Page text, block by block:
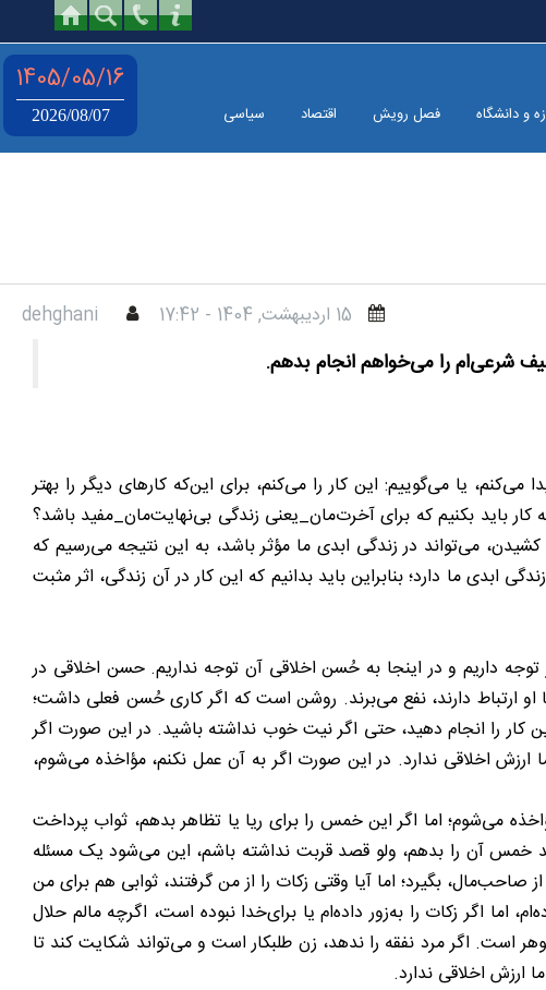
و دانشگاه فصل رویش اقتصاد سیاسی
1405/05/16
2026/08/07
15 ارديبهشت, 1404 - 17:42 dehghani
شرعی‌ام را می‌خواهم انجام بدهم.
یا می‌گوییم: این کار را می‌کنم، برای این‌که کارهای دیگر را بهتر
باید بکنیم که برای آخرت‌مان_یعنی زندگی بی‌نهایت‌مان_مفید باشد؟
می‌تواند در زندگی ابدی ما مؤثر باشد، به این نتیجه می‌رسیم که
ابدی ما دارد؛ بنابراین باید بدانیم که این کار در آن زندگی، اثر مثبت
داریم و در اینجا به حُسن اخلاقی آن توجه نداریم. حسن اخلاقی در
ارتباط دارند، نفع می‌برند. روشن است که اگر کاری حُسن فعلی داشت؛
را انجام دهید، حتی اگر نیت خوب نداشته باشید. در این صورت اگر
اخلاقی ندارد. در این صورت اگر به آن عمل نکنم، مؤاخذه می‌شوم،
می‌شوم؛ اما اگر این خمس را برای ریا یا تظاهر بدهم، ثواب پرداخت
خمس آن را بدهم، ولو قصد قربت نداشته باشم، این می‌شود یک مسئله
بگیرد؛ اما آیا وقتی زکات را از من گرفتند، ثوابی هم برای من
اگر زکات را به‌زور داده‌ام یا برای‌خدا نبوده است، اگرچه مالم حلال
است. اگر مرد نفقه را ندهد، زن طلبکار است و می‌تواند شکایت کند تا
ارزش اخلاقی ندارد.